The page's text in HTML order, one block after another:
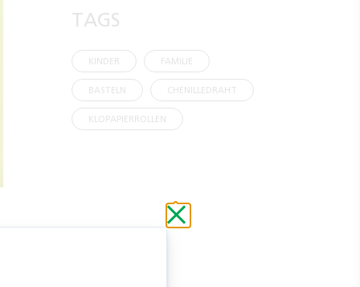
TAGS
KINDER FAMILIE
BASTELN CHENILLEDRAHT
KLOPAPIERROLLEN
Schließen
ohne
zu